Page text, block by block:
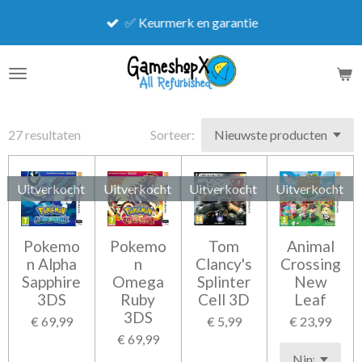
de
✅ Keurmerk en garantie
27 resultaten Sorteer:
Uitverkocht
Pokemo
n Alpha
Sapphire
3DS
€ 69,99
Uitverkocht
Pokemo
n
Omega
Ruby
3DS
€ 69,99
Uitverkocht
Tom
Clancy's
Splinter
Cell 3D
€ 5,99
Uitverkocht
Animal
Crossing
New
Leaf
€ 23,99